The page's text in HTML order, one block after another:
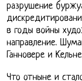
разрушение
в годы войны
направление.
Ганновере и
Что отныне и